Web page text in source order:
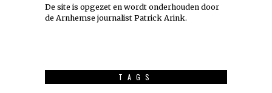
De site is opgezet en wordt onderhouden door
de Arnhemse journalist Patrick Arink.
TAGS